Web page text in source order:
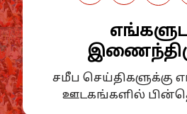
சமீப செய்திகளுக்கு
ஊடகங்களில்